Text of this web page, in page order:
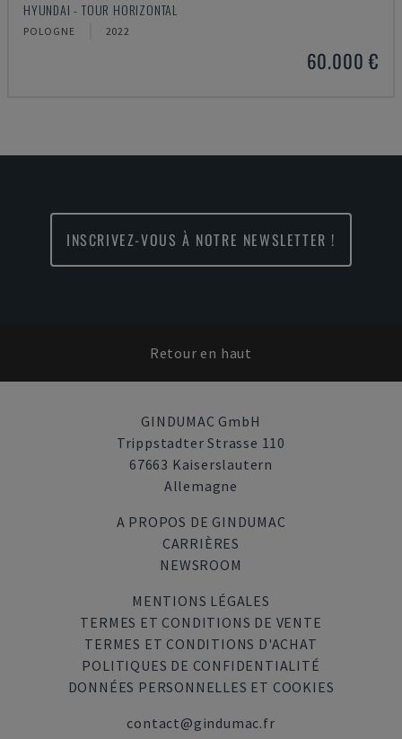
HYUNDAI - TOUR HORIZONTAL
POLOGNE 2022
60.000 €
INSCRIVEZ-VOUS À NOTRE NEWSLETTER !
Retour en haut
GINDUMAC GmbH
Trippstadter Strasse 110
67663 Kaiserslautern
Allemagne
A PROPOS DE GINDUMAC
CARRIÈRES
NEWSROOM
MENTIONS LÉGALES
TERMES ET CONDITIONS DE VENTE
TERMES ET CONDITIONS D'ACHAT
POLITIQUES DE CONFIDENTIALITÉ
DONNÉES PERSONNELLES ET COOKIES
contact@gindumac.fr